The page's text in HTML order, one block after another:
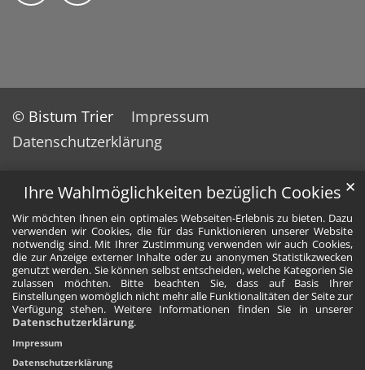
Ihre Wahlmöglichkeiten bezüglich Cookies
Wir möchten Ihnen ein optimales Webseiten-Erlebnis zu bieten. Dazu
verwenden wir Cookies, die für das Funktionieren unserer Website
notwendig sind. Mit Ihrer Zustimmung verwenden wir auch Cookies,
die zur Anzeige externer Inhalte oder zu anonymen Statistikzwecken
genutzt werden. Sie können selbst entscheiden, welche Kategorien Sie
zulassen möchten. Bitte beachten Sie, dass auf Basis Ihrer
Einstellungen womöglich nicht mehr alle Funktionalitäten der Seite zur
Verfügung stehen. Weitere Informationen finden Sie in unserer
Datenschutzerklärung.
✕
Impressum
Datenschutzerklärung
© Bistum Trier
Impressum
Datenschutzerklärung